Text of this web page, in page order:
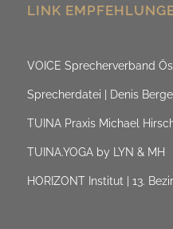
LINK
VOICE Sprecherverband
Sprecherdatei | Denis
TUINA Praxis Michael
TUINA.YOGA by LYN & MH
HORIZONT Institut | 13.